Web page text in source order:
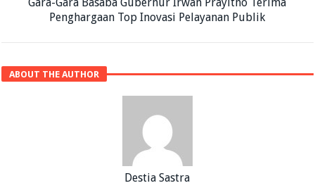
Penghargaan Top Inovasi Pelayanan Publik
ABOUT THE AUTHOR
Destia Sastra